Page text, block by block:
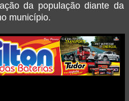
da população diante da
município.